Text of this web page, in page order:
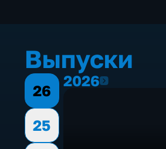
Выпуски
26
25
20262026